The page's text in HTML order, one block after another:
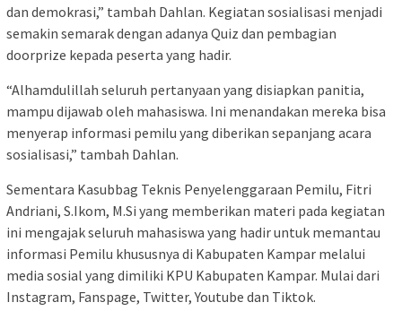
dan demokrasi,” tambah Dahlan. Kegiatan sosialisasi menjadi
semakin semarak dengan adanya Quiz dan pembagian
doorprize kepada peserta yang hadir.
“Alhamdulillah seluruh pertanyaan yang disiapkan panitia,
mampu dijawab oleh mahasiswa. Ini menandakan mereka bisa
menyerap informasi pemilu yang diberikan sepanjang acara
sosialisasi,” tambah Dahlan.
Sementara Kasubbag Teknis Penyelenggaraan Pemilu, Fitri
Andriani, S.Ikom, M.Si yang memberikan materi pada kegiatan
ini mengajak seluruh mahasiswa yang hadir untuk memantau
informasi Pemilu khususnya di Kabupaten Kampar melalui
media sosial yang dimiliki KPU Kabupaten Kampar. Mulai dari
Instagram, Fanspage, Twitter, Youtube dan Tiktok.